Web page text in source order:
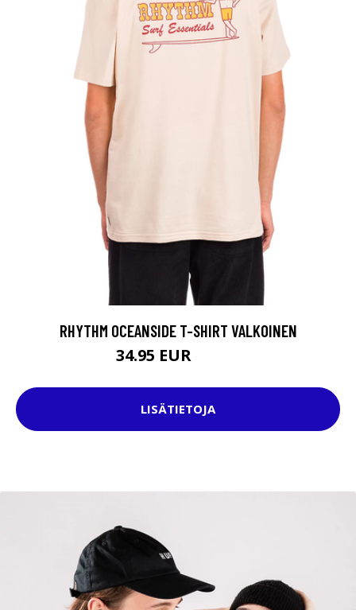
RHYTHM OCEANSIDE T-SHIRT VALKOINEN
34.95 EUR
LISÄTIETOJA